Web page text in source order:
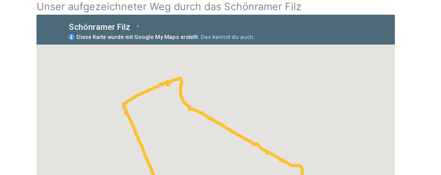
Unser aufgezeichneter Weg durch das Schönramer Filz